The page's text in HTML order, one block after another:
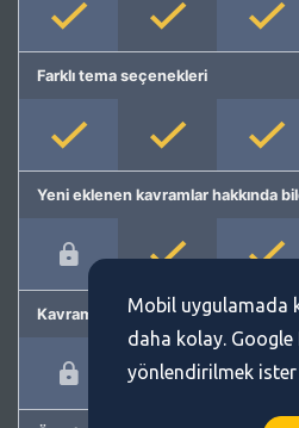
Farklı tema seçenekleri
Yeni eklenen kavramlar hakkında
Kavram önermeMobil uygulamada
daha kolay. Google
yönlendirilmek